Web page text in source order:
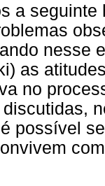
a
nesse
as
no
possível